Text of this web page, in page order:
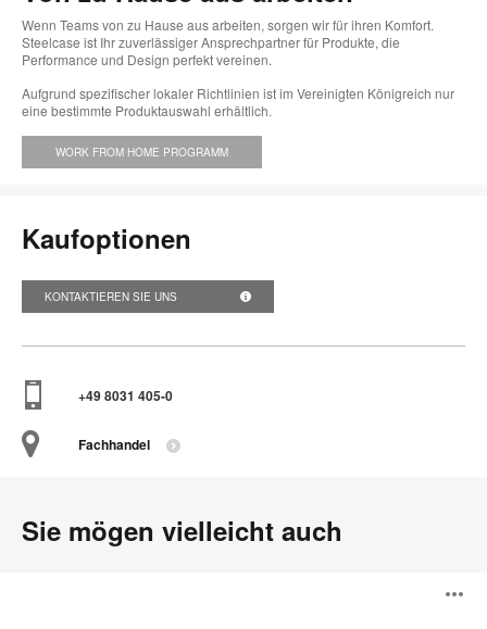
Wenn Teams von zu Hause aus arbeiten, sorgen wir für ihren Komfort.
Steelcase ist Ihr zuverlässiger Ansprechpartner für Produkte, die
Performance und Design perfekt vereinen.
Aufgrund spezifischer lokaler Richtlinien ist im Vereinigten Königreich nur
eine bestimmte Produktauswahl erhältlich.
WORK FROM HOME PROGRAMM
Kaufoptionen
KONTAKTIEREN SIE UNS
+49 8031 405-0
Fachhandel
Sie mögen vielleicht auch